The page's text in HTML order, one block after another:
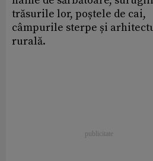
trăsurile lor, poștele de cai,
câmpurile sterpe și
rurală.